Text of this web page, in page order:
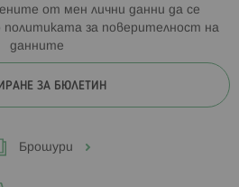
от мен лични данни да се
политиката за поверителност на
данните
ЗА БЮЛЕТИН
Брошури